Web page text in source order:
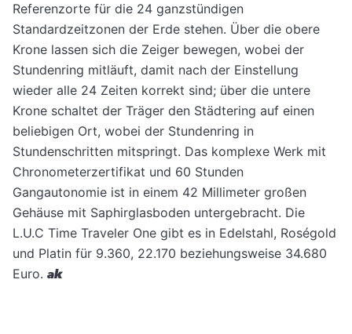
Referenzorte für die 24 ganzstündigen
Standardzeitzonen der Erde stehen. Über die obere
Krone lassen sich die Zeiger bewegen, wobei der
Stundenring mitläuft, damit nach der Einstellung
wieder alle 24 Zeiten korrekt sind; über die untere
Krone schaltet der Träger den Städtering auf einen
beliebigen Ort, wobei der Stundenring in
Stundenschritten mitspringt. Das komplexe Werk mit
Chronometerzertifikat und 60 Stunden
Gangautonomie ist in einem 42 Millimeter großen
Gehäuse mit Saphirglasboden untergebracht. Die
L.U.C Time Traveler One gibt es in Edelstahl, Roségold
und Platin für 9.360, 22.170 beziehungsweise 34.680
Euro. ak